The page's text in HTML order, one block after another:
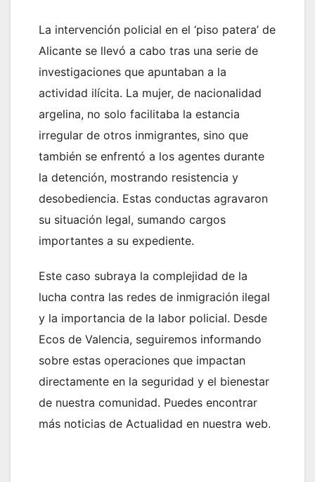
La intervención policial en el ‘piso patera’ de
Alicante se llevó a cabo tras una serie de
investigaciones que apuntaban a la
actividad ilícita. La mujer, de nacionalidad
argelina, no solo facilitaba la estancia
irregular de otros inmigrantes, sino que
también se enfrentó a los agentes durante
la detención, mostrando resistencia y
desobediencia. Estas conductas agravaron
su situación legal, sumando cargos
importantes a su expediente.
Este caso subraya la complejidad de la
lucha contra las redes de inmigración ilegal
y la importancia de la labor policial. Desde
Ecos de Valencia, seguiremos informando
sobre estas operaciones que impactan
directamente en la seguridad y el bienestar
de nuestra comunidad. Puedes encontrar
más noticias de Actualidad en nuestra web.